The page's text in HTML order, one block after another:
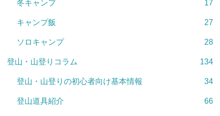
冬キャンプ 17
キャンプ飯 27
ソロキャンプ 28
登山・山登りコラム 134
登山・山登りの初心者向け基本情報 34
登山道具紹介 66